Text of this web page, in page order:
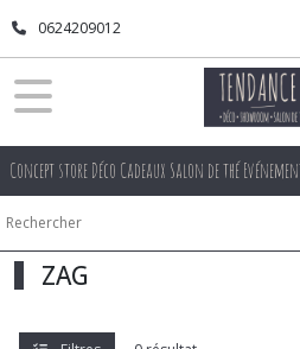
0624209012
ZAG
Fermer
FILTRES
Tous
les
Afficher
les
résultats